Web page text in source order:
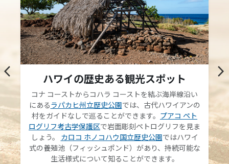
arrow_back_ios ハワイの歴史ある観光スポット
コナ コーストからコハラ コーストを結ぶ海岸線沿い
にあるラパカヒ州立歴史公園では、古代ハワイアンの
村をガイドなしで巡ることができます。 プアコ ペト
ログリフ考古学保護区で岩面彫刻ペトログリフを見ま
しょう。 カロコ ホノコハウ国立歴史公園ではハワイ
式の養殖池（フィッシュポンド）があり、持続可能な
生活様式について知ることができます。
arrow_forward_ios